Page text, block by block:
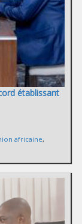
établissant
africaine,